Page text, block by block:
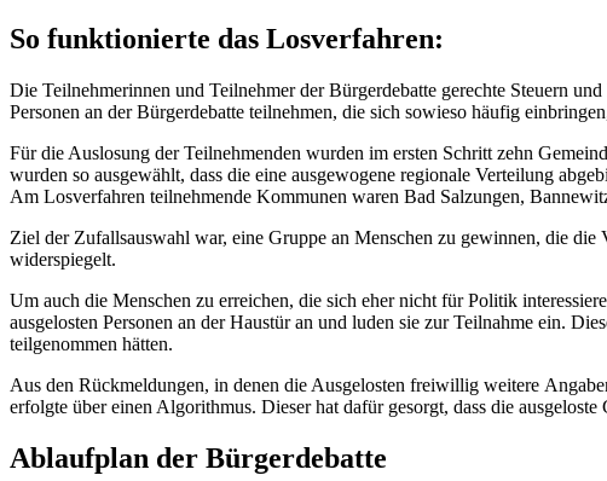
So funktionierte das Losverfahren:
Die Teilnehmerinnen und Teilnehmer der Bürgerdebatte gerechte Steuern
Personen an der Bürgerdebatte teilnehmen, die sich sowieso häufig
Für die Auslosung der Teilnehmenden wurden im ersten Schritt zehn
wurden so ausgewählt, dass die eine ausgewogene regionale Verteilung
Am Losverfahren teilnehmende Kommunen waren Bad Salzungen,
Ziel der Zufallsauswahl war, eine Gruppe an Menschen zu gewinnen, die
widerspiegelt.
Um auch die Menschen zu erreichen, die sich eher nicht für Politik
ausgelosten Personen an der Haustür an und luden sie zur Teilnahme ein.
teilgenommen hätten.
Aus den Rückmeldungen, in denen die Ausgelosten freiwillig weitere
erfolgte über einen Algorithmus. Dieser hat dafür gesorgt, dass die
Ablaufplan der Bürgerdebatte